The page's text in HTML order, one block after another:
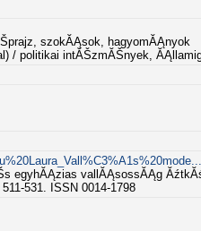
szokĂĄsok, hagyomĂĄnyok
/ politikai intĂŠzmĂŠnyek,
egyhĂĄzias vallĂĄsossĂĄg
531. ISSN 0014-1798